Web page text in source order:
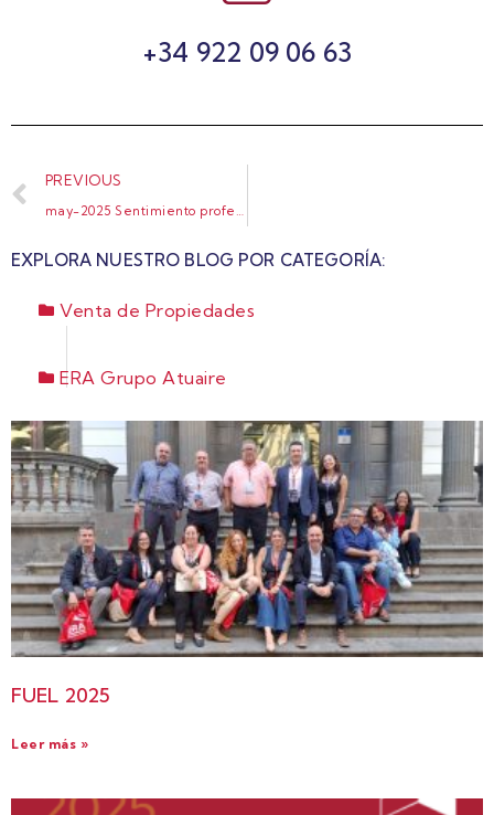
+34 922 09 06 63
PREVIOUS
EXPLORA NUESTRO BLOG POR CATEGORÍA:
Venta de Propiedades
ERA Grupo Atuaire
FUEL 2025
Leer más »